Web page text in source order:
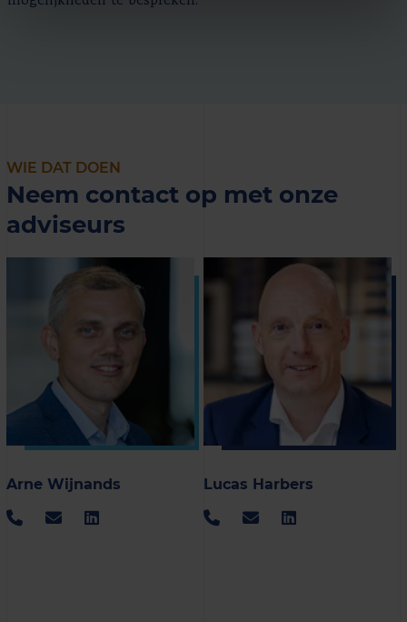
WIE DAT DOEN
Neem contact op met onze
adviseurs
Arne Wijnands Lucas Harbers